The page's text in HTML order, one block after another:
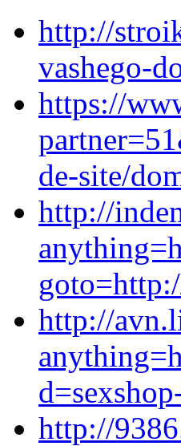
http://
vashego-
https://
de-site/
http://
http://
http://